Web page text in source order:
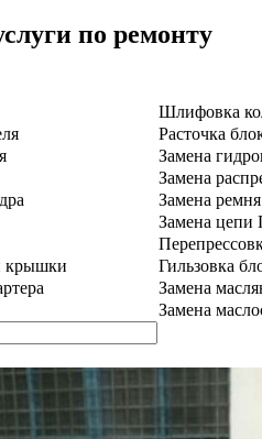
по ремонту
Шлифовка
Расточка
Замена
Замена
Замена
Замена
крышки
Гильзовка
Замена
Замена